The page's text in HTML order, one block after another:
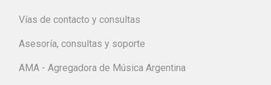
Vías de contacto y consultas
Asesoría, consultas y soporte
AMA - Agregadora de Música Argentina